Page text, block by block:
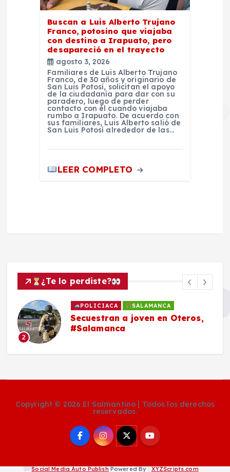
Buscan a Luis Alberto Trujano
Franco, potosino que viajaba
con destino a Irapuato, pero
desapareció en el trayecto
agosto 3, 2026
Familiares de Luis Alberto Trujano
Franco, de 30 años y originario de
San Luis Potosí, solicitan el apoyo
de la ciudadanía para dar con su
paradero, luego de perder
contacto con él cuando viajaba
rumbo a Irapuato. De acuerdo con
sus familiares, Luis Alberto salió de
San Luis Potosí alrededor de las…
LEER COMPLETO
¿Te lo perdiste?
2
POLICIACA SALAMANCA
Secuestran a joven en Oteros,
#Salamanca
Copyright © 2026 El Salmantino | Todos los derechos
reservados.
Social Media Auto Publish Powered By : XYZScripts.com